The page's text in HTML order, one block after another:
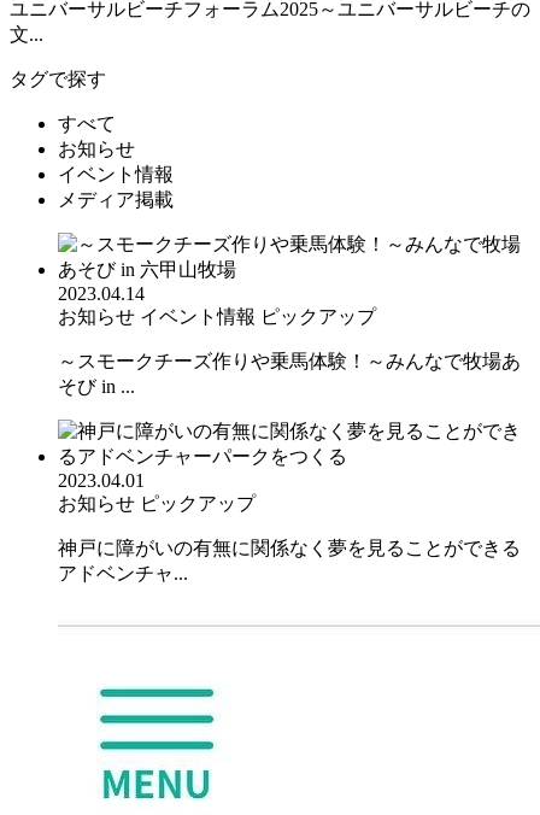
ユニバーサルビーチフォーラム2025～ユニバーサルビーチの
文...
タグで探す
すべて
お知らせ
イベント情報
メディア掲載
2023.04.14
お知らせ イベント情報 ピックアップ
～スモークチーズ作りや乗馬体験！～みんなで牧場あ
そび in ...
2023.04.01
お知らせ ピックアップ
神戸に障がいの有無に関係なく夢を見ることができる
アドベンチャ...